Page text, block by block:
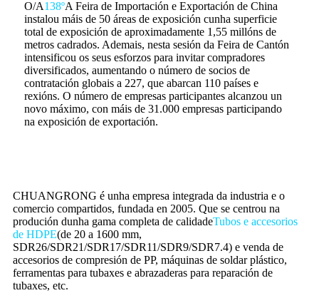
O/A138ºA Feira de Importación e Exportación de China
instalou máis de 50 áreas de exposición cunha superficie
total de exposición de aproximadamente 1,55 millóns de
metros cadrados. Ademais, nesta sesión da Feira de Cantón
intensificou os seus esforzos para invitar compradores
diversificados, aumentando o número de socios de
contratación globais a 227, que abarcan 110 países e
rexións. O número de empresas participantes alcanzou un
novo máximo, con máis de 31.000 empresas participando
na exposición de exportación.
CHUANGRONG é unha empresa integrada da industria e o
comercio compartidos, fundada en 2005. Que se centrou na
produción dunha gama completa de calidadeTubos e accesorios
de HDPE(de 20 a 1600 mm,
SDR26/SDR21/SDR17/SDR11/SDR9/SDR7.4) e venda de
accesorios de compresión de PP, máquinas de soldar plástico,
ferramentas para tubaxes e abrazaderas para reparación de
tubaxes, etc.